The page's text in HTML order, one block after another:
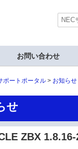
お問い合わせ
ポートポータル お知ら
せ
ZBX